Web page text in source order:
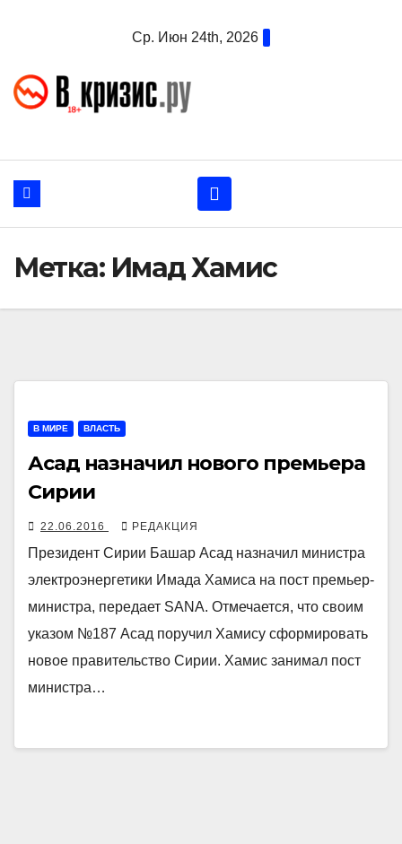
Ср. Июн 24th, 2026
Метка: Имад Хамис
В МИРЕ ВЛАСТЬ
Асад назначил нового премьера
Сирии
22.06.2016 РЕДАКЦИЯ
Президент Сирии Башар Асад назначил министра
электроэнергетики Имада Хамиса на пост премьер-
министра, передает SANA. Отмечается, что своим
указом №187 Асад поручил Хамису сформировать
новое правительство Сирии. Хамис занимал пост
министра…